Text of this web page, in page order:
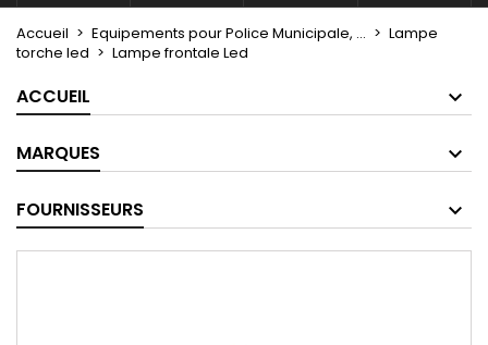
Accueil Equipements pour Police Municipale, ...
Lampe
torche led
Lampe frontale Led
ACCUEIL
MARQUES
FOURNISSEURS